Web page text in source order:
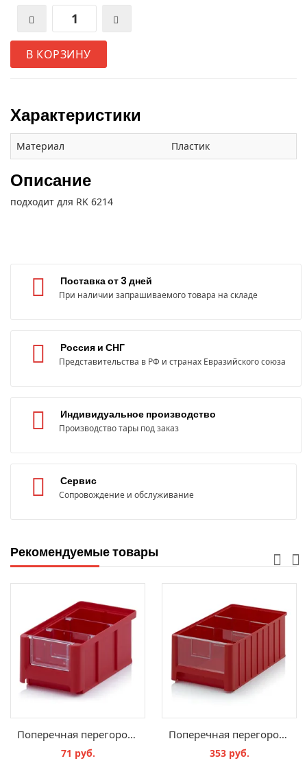
В КОРЗИНУ
Характеристики
Материал Пластик
Описание
подходит для RK 6214
Поставка от 3 дней
При наличии запрашиваемого товара на складе
Россия и СНГ
Представительства в РФ и странах Евразийского союза
Индивидуальное производство
Производство тары под заказ
Сервис
Сопровождение и обслуживание
Рекомендуемые товары
Поперечная перегородка SK, QT 2
71 руб.
Поперечная перегородка SK, QT 5
353 руб.